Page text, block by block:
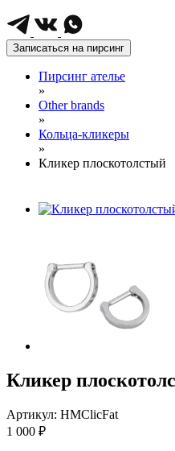
Записаться на пирсинг
Пирсинг ателье
»
Other brands
»
Кольца-кликеры
»
Кликер плоскотолстый
Кликер
Артикул: HMClicFat
1 000 ₽